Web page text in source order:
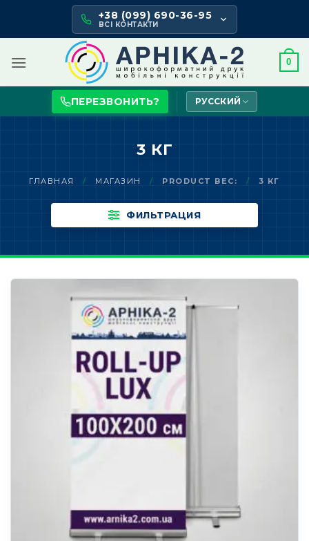
content
+38 (099) 690-36-95
ВСІ КОНТАКТИ
0
ПЕРЕЗВОНИТЬ? РУССКИЙ
3 КГ
ГЛАВНАЯ / МАГАЗИН / PRODUCT ВЕС: / 3 КГ
ФИЛЬТРАЦИЯ